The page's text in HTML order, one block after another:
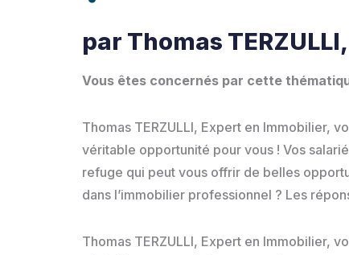
par Thomas
Vous êtes concernés par cette
Thomas TERZULLI, Expert en Immobilier,
véritable opportunité pour vous ! Vos
refuge qui peut vous offrir de belles
dans l’immobilier professionnel ? Les
Thomas TERZULLI, Expert en Immobilier,